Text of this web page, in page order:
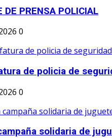
DE PRENSA POLICIAL
0
de policia de
0
solidaria de